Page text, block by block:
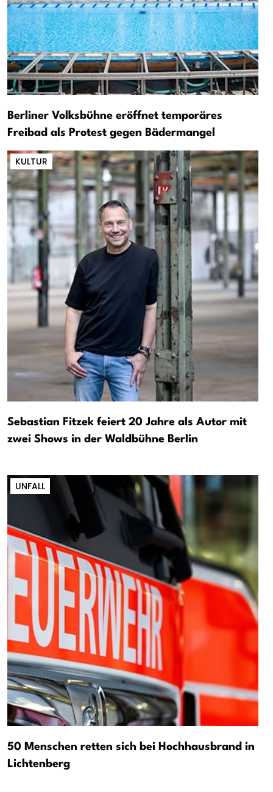
Berliner Volksbühne eröffnet temporäres
Freibad als Protest gegen Bädermangel
KULTUR
Sebastian Fitzek feiert 20 Jahre als Autor mit
zwei Shows in der Waldbühne Berlin
UNFALL
50 Menschen retten sich bei Hochhausbrand in
Lichtenberg